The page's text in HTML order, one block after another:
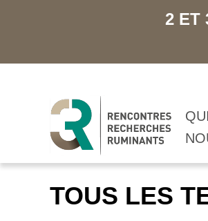
2 ET
TOUS LES